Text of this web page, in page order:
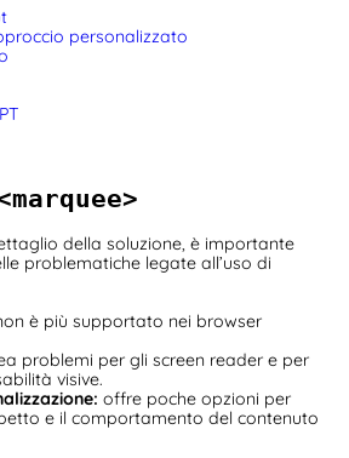
personalizzato
della soluzione, è importante
problematiche legate all’uso di
è più supportato nei browser
problemi per gli screen reader e per
visive.
offre poche opzioni per
e il comportamento del contenuto